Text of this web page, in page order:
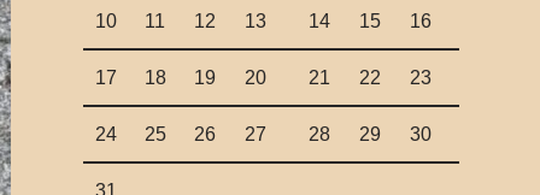
10 11 12 13 14 15 16
17 18 19 20 21 22 23
24 25 26 27 28 29 30
31